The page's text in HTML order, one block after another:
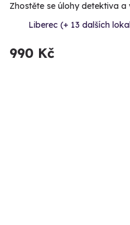
Zhostěte se úlohy detektiva
Liberec (+ 13 dalších
990 Kč